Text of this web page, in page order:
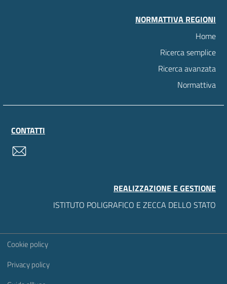
NORMATTIVA REGIONI
Home
Ricerca semplice
Ricerca avanzata
Normattiva
CONTATTI
REALIZZAZIONE E GESTIONE
ISTITUTO POLIGRAFICO E ZECCA DELLO STATO
Sezione Link Utili
Cookie policy
Privacy policy